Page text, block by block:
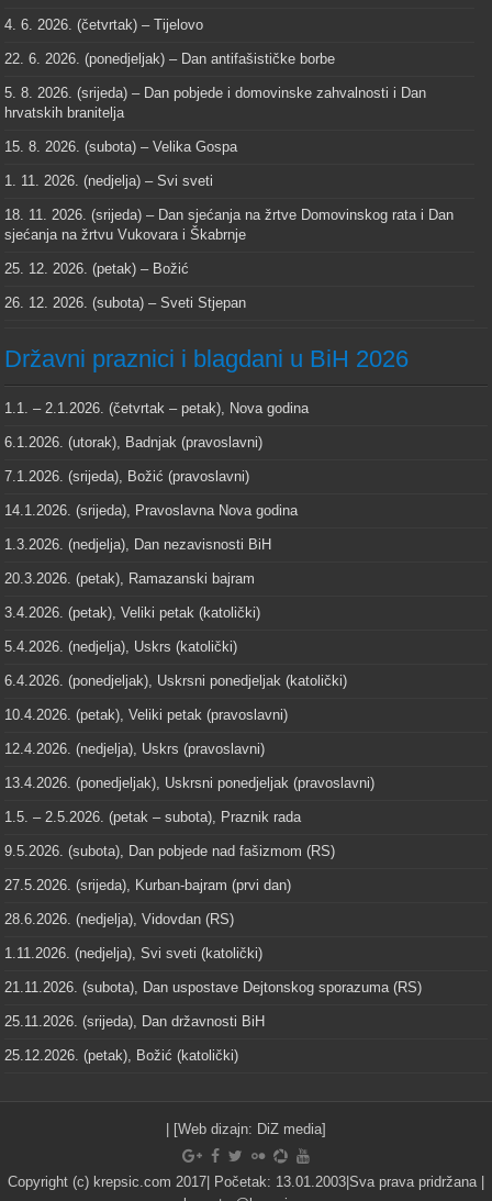
4. 6. 2026. (četvrtak) – Tijelovo
22. 6. 2026. (ponedjeljak) – Dan antifašističke borbe
5. 8. 2026. (srijeda) – Dan pobjede i domovinske zahvalnosti i Dan
hrvatskih branitelja
15. 8. 2026. (subota) – Velika Gospa
1. 11. 2026. (nedjelja) – Svi sveti
18. 11. 2026. (srijeda) – Dan sjećanja na žrtve Domovinskog rata i Dan
sjećanja na žrtvu Vukovara i Škabrnje
25. 12. 2026. (petak) – Božić
26. 12. 2026. (subota) – Sveti Stjepan
Državni praznici i blagdani u BiH 2026
1.1. – 2.1.2026. (četvrtak – petak), Nova godina
6.1.2026. (utorak), Badnjak (pravoslavni)
7.1.2026. (srijeda), Božić (pravoslavni)
14.1.2026. (srijeda), Pravoslavna Nova godina
1.3.2026. (nedjelja), Dan nezavisnosti BiH
20.3.2026. (petak), Ramazanski bajram
3.4.2026. (petak), Veliki petak (katolički)
5.4.2026. (nedjelja), Uskrs (katolički)
6.4.2026. (ponedjeljak), Uskrsni ponedjeljak (katolički)
10.4.2026. (petak), Veliki petak (pravoslavni)
12.4.2026. (nedjelja), Uskrs (pravoslavni)
13.4.2026. (ponedjeljak), Uskrsni ponedjeljak (pravoslavni)
1.5. – 2.5.2026. (petak – subota), Praznik rada
9.5.2026. (subota), Dan pobjede nad fašizmom (RS)
27.5.2026. (srijeda), Kurban-bajram (prvi dan)
28.6.2026. (nedjelja), Vidovdan (RS)
1.11.2026. (nedjelja), Svi sveti (katolički)
21.11.2026. (subota), Dan uspostave Dejtonskog sporazuma (RS)
25.11.2026. (srijeda), Dan državnosti BiH
25.12.2026. (petak), Božić (katolički)
| [Web dizajn: DiZ media]
Copyright (c) krepsic.com 2017| Početak: 13.01.2003|Sva prava pridržana |